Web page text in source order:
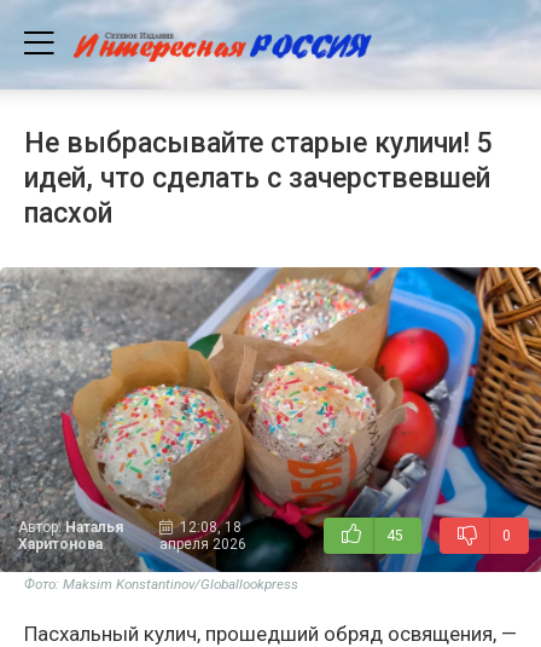
Не выбрасывайте старые куличи! 5
идей, что сделать с зачерствевшей
пасхой
Автор:Наталья
Харитонова
12:08, 18
апреля 2026
45 0
Фото: Maksim Konstantinov/Globallookpress
Пасхальный кулич, прошедший обряд освящения, —